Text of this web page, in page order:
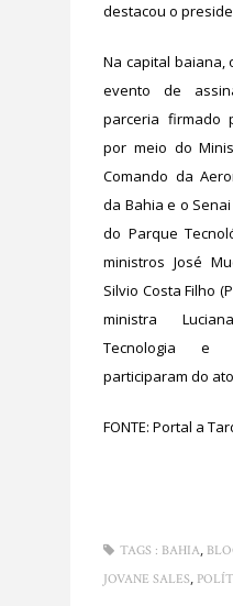
destacou o
Na capital baiana,
evento de
parceria firmado
por meio do
Comando da
da Bahia e o
do Parque
ministros José
Silvio Costa Filho
ministra
Tecnologia e
participaram do
FONTE: Portal a
TAGS : BAHIA
JOVANE SALES